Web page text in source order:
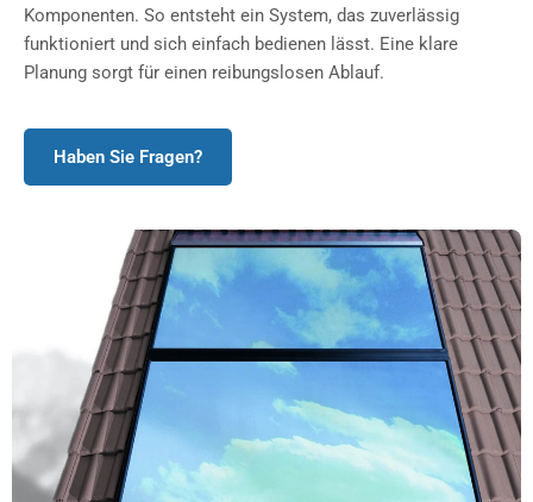
Komponenten. So entsteht ein System, das zuverlässig
funktioniert und sich einfach bedienen lässt. Eine klare
Planung sorgt für einen reibungslosen Ablauf.
Haben Sie Fragen?